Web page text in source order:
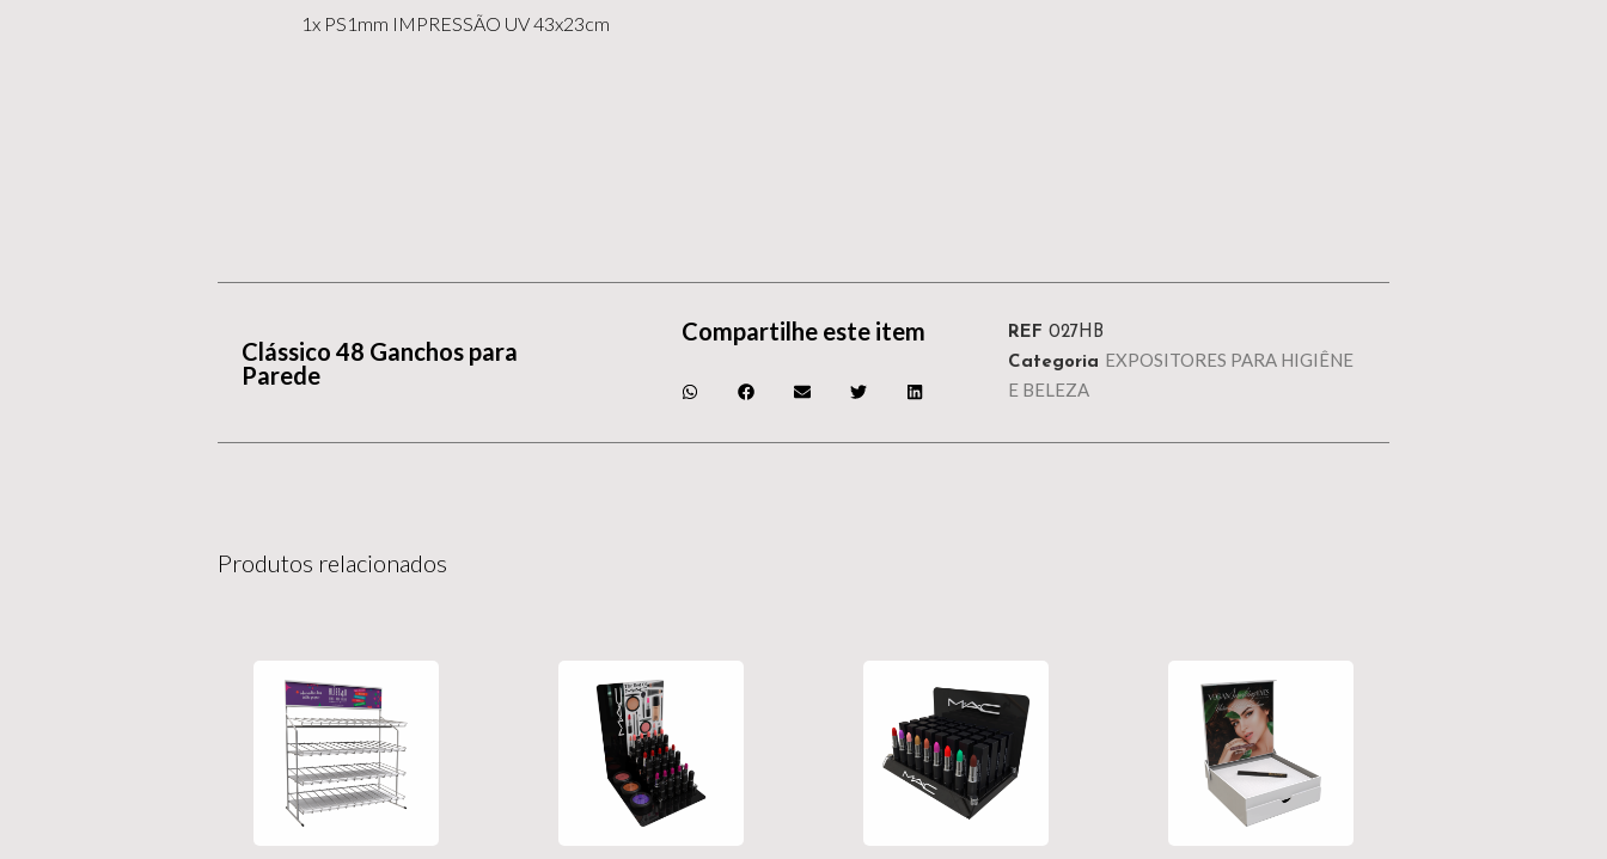
1x PS1mm IMPRESSÃO UV 43x23cm
Clássico 48 Ganchos para
Parede
Compartilhe este item REF 027HB
Categoria EXPOSITORES PARA HIGIÊNE
E BELEZA
Produtos relacionados